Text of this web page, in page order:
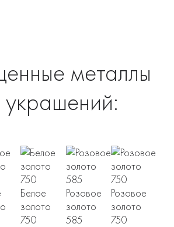
металлы
украшений:
Белое
золото
750
Розовое
золото
585
Розовое
золото
750